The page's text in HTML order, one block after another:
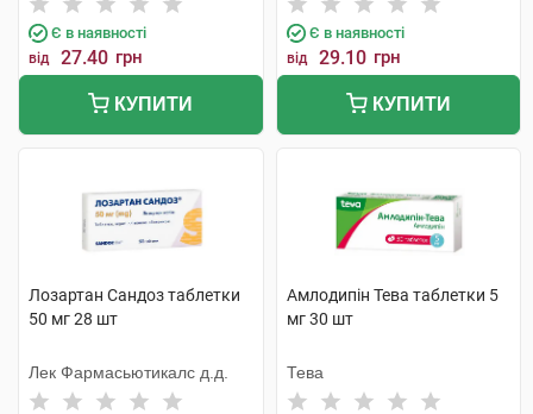
Є в наявності
від 27.40 грн
КУПИТИ
Є в наявності
від 29.10 грн
КУПИТИ
Лозартан Сандоз таблетки
50 мг 28 шт
Лек Фармасьютикалс д.д.
Амлодипін Тева таблетки 5
мг 30 шт
Тева